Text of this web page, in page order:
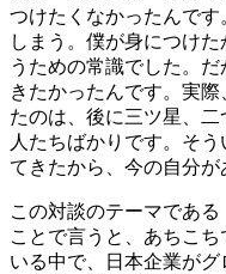
つけたくなかったんで
しまう。僕が身につけ
うための常識でした。
きたかったんです。実
たのは、後に三ツ星、
人たちばかりです。そ
てきたから、今の自分が
この対談のテーマであ
ことで言うと、あちこ
いる中で、日本企業が